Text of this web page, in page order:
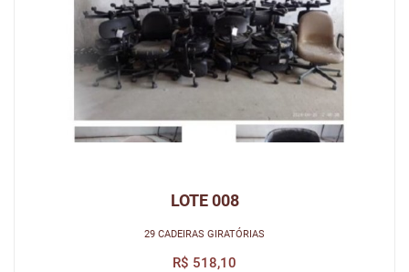
LOTE 008
29 CADEIRAS GIRATÓRIAS
R$ 518,10